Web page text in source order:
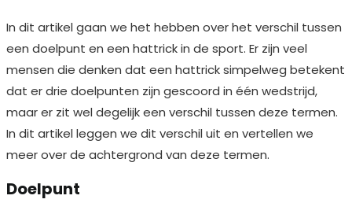
In dit artikel gaan we het hebben over het verschil tussen
een doelpunt en een hattrick in de sport. Er zijn veel
mensen die denken dat een hattrick simpelweg betekent
dat er drie doelpunten zijn gescoord in één wedstrijd,
maar er zit wel degelijk een verschil tussen deze termen.
In dit artikel leggen we dit verschil uit en vertellen we
meer over de achtergrond van deze termen.
Doelpunt